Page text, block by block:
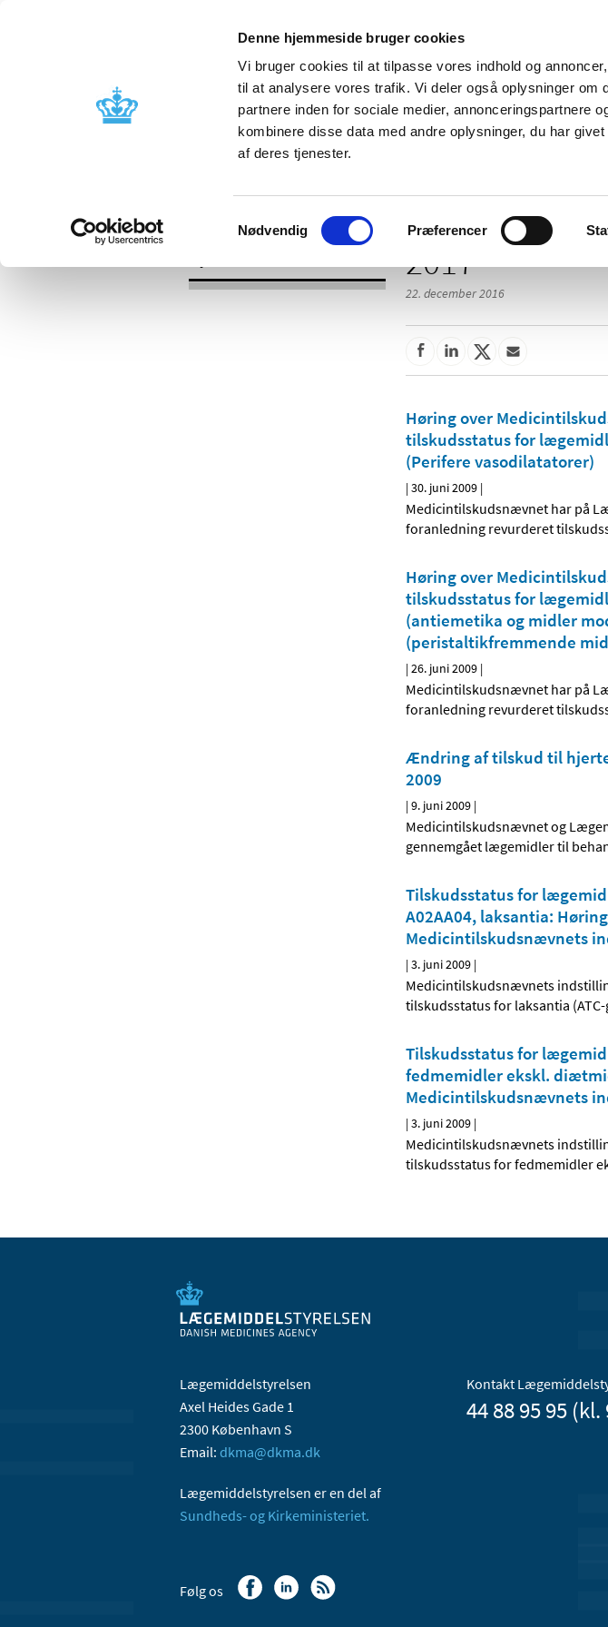
Denne hjemmeside bruger cookies
Vi bruger cookies til at tilpasse vores indhold og
til at analysere vores trafik. Vi deler også oplysninger om
partnere inden for sociale medier, annonceringspartnere
kombinere disse data med andre oplysninger, du har
af deres tjenester.
Samtykkevalg
Nødvendig Præferencer
Godkendelse og
Bivirkninger og
produktinformation
Tilskud og
2017
22. december 2016
Høring over
tilskudsstatus for
(Perifere vasodilatatorer)
|30. juni 2009 |
Medicintilskudsnævnet har på
foranledning revurderet
Høring over
tilskudsstatus for
(antiemetika og midler
(peristaltik­fremmende
|26. juni 2009 |
Medicintilskudsnævnet har på
foranledning revurderet
Ændring af tilskud til
2009
|9. juni 2009 |
Medicintilskudsnævnet og
gennemgået lægemidler til
Tilskudsstatus for
A02AA04, laksantia:
Medicintilskudsnævnets
|3. juni 2009 |
Medicintilskudsnævnets
tilskudsstatus for laksantia
Tilskudsstatus for
fedmemidler ekskl.
Medicintilskudsnævnets
|3. juni 2009 |
Medicintilskudsnævnets
tilskudsstatus for fedmemidler
Lægemiddelstyrelsen
Axel Heides Gade 1
2300 København S
Email: dkma@dkma.dk
Lægemiddelstyrelsen er en del af
Sundheds- og Kirkeministeriet.
Kontakt
44 88 95 95 (kl.
Følg os